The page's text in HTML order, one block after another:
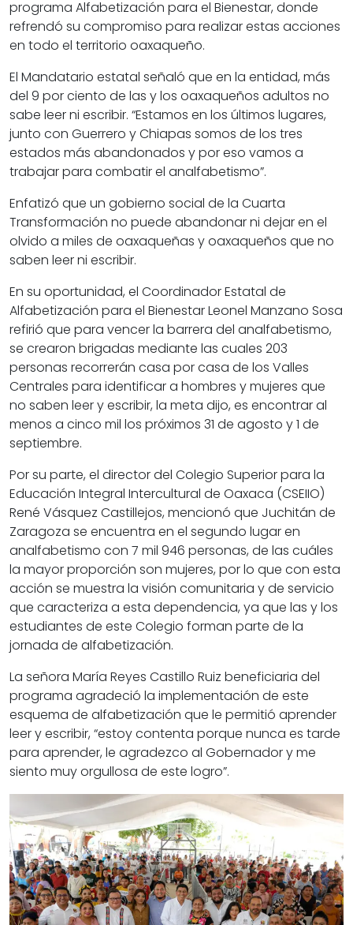
programa Alfabetización para el Bienestar, donde
refrendó su compromiso para realizar estas acciones
en todo el territorio oaxaqueño.
El Mandatario estatal señaló que en la entidad, más
del 9 por ciento de las y los oaxaqueños adultos no
sabe leer ni escribir. “Estamos en los últimos lugares,
junto con Guerrero y Chiapas somos de los tres
estados más abandonados y por eso vamos a
trabajar para combatir el analfabetismo”.
Enfatizó que un gobierno social de la Cuarta
Transformación no puede abandonar ni dejar en el
olvido a miles de oaxaqueñas y oaxaqueños que no
saben leer ni escribir.
En su oportunidad, el Coordinador Estatal de
Alfabetización para el Bienestar Leonel Manzano Sosa
refirió que para vencer la barrera del analfabetismo,
se crearon brigadas mediante las cuales 203
personas recorrerán casa por casa de los Valles
Centrales para identificar a hombres y mujeres que
no saben leer y escribir, la meta dijo, es encontrar al
menos a cinco mil los próximos 31 de agosto y 1 de
septiembre.
Por su parte, el director del Colegio Superior para la
Educación Integral Intercultural de Oaxaca (CSEIIO)
René Vásquez Castillejos, mencionó que Juchitán de
Zaragoza se encuentra en el segundo lugar en
analfabetismo con 7 mil 946 personas, de las cuáles
la mayor proporción son mujeres, por lo que con esta
acción se muestra la visión comunitaria y de servicio
que caracteriza a esta dependencia, ya que las y los
estudiantes de este Colegio forman parte de la
jornada de alfabetización.
La señora María Reyes Castillo Ruiz beneficiaria del
programa agradeció la implementación de este
esquema de alfabetización que le permitió aprender
leer y escribir, “estoy contenta porque nunca es tarde
para aprender, le agradezco al Gobernador y me
siento muy orgullosa de este logro”.